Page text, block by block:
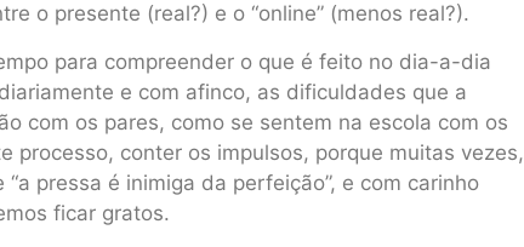
o presente (real?) e o “online” (menos real?).
para compreender o que é feito no dia-a-dia
e com afinco, as dificuldades que a
com os pares, como se sentem na escola com os
processo, conter os impulsos, porque muitas vezes,
pressa é inimiga da perfeição”, e com carinho
ficar gratos.